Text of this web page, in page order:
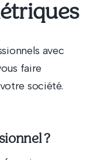
avec
faire
société.
?